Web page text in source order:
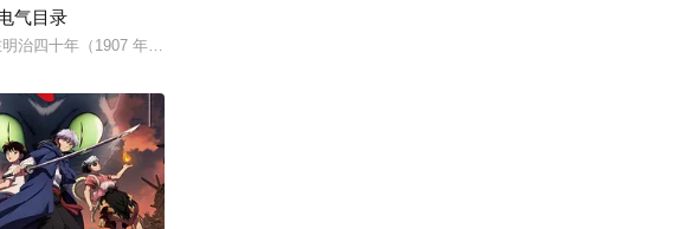
がおりました。
气目录
治四十年（1907 年）在京都伏见居住的百川稻子什么都不擅长，每天都被父亲责骂，对于她来说